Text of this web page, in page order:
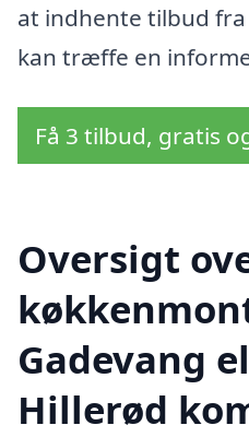
at indhente tilbud
kan træffe en
Få 3 tilbud, gratis
Oversigt
Gadevang
Hillerød